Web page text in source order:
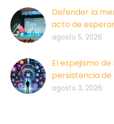
Defender la
acto de
agosto 5, 2026
El espejismo
persistencia de
agosto 3, 2026